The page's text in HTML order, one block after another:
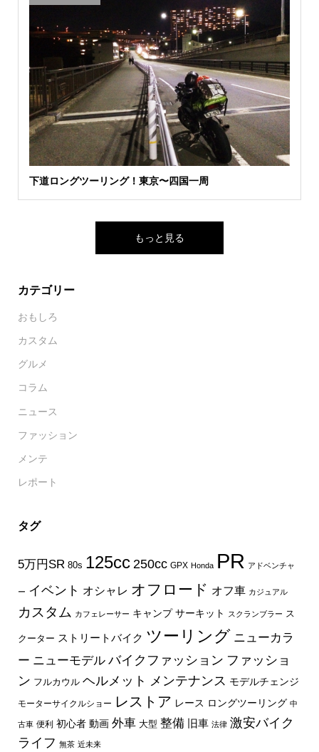
下道ロングツーリング！東京〜四国一周
もっと見る
カテゴリー
おもしろ
カスタム
グルメ
コラム
ニュース
ファッション
メンテ
レポート
タグ
5万円SR 80s 125cc 250cc GPX Honda PR アドベンチャ
ー イベント オシャレ オフロード オフ車 カジュアル
カスタム カフェレーサー キャンプ サーキット スクランブラー ス
クーター ストリートバイク ツーリング ニューカラ
ー ニューモデル バイクファッション ファッショ
ン フルカウル ヘルメット メンテナンス モデルチェンジ
モーターサイクルショー レストア レース ロングツーリング 中
古車 便利 初心者 動画 外車 大型 整備 旧車 法律 激安バイク
ライフ 無茶 近未来